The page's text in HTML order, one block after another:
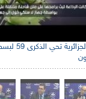
الإذاعة